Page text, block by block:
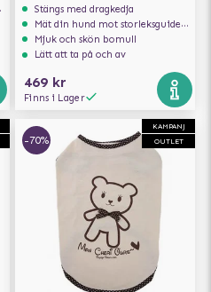
GRÖN
Stängs med dragkedja
Mät din hund mot storleksguiden för att få rätt storlek
Mjuk och skön bomull
Lätt att ta på och av
469 kr
Finns i Lager
KAMPANJ
OUTLET
-70%